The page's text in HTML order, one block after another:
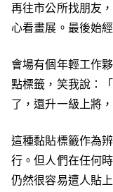
再往市公所找朋友
心看畫展。最後始
會場有個年輕工作
點標籤，笑我說：
了，還升一級上將
這種黏貼標籤作為
行。但人們在任何
仍然很容易遭人貼